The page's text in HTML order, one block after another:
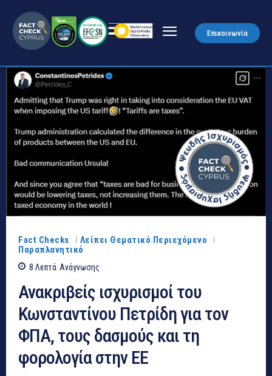
Επικοινωνία
Fact Checks
Λείπει Θεματικό Περιεχόμενο
Παραπλανητικό
8 Λεπτά Ανάγνωσης
Ανακριβείς ισχυρισμοί του
Κωνσταντίνου Πετρίδη για τον
ΦΠΑ, τους δασμούς και τη
φορολογία στην ΕΕ